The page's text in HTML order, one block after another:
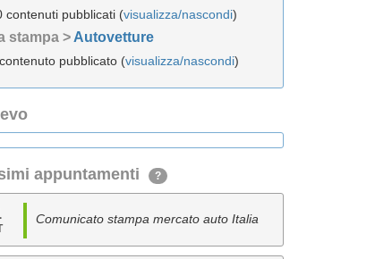
contenuti pubblicati (visualizza/nascondi)
stampa > Autovetture
pubblicato (visualizza/nascondi)
appuntamenti ?
Comunicato stampa mercato auto Italia